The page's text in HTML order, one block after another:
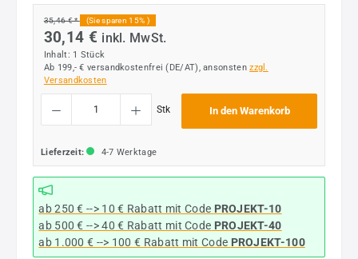
35,46 € * (Sie sparen 15% )
30,14 € inkl. MwSt.
Inhalt: 1 Stück
Ab 199,- € versandkostenfrei (DE/AT), ansonstenzzgl.
Versandkosten
Produkt Anzahl: Gib den gewünschten Wert ein oder benutze die Schaltflächen um
Stk In den Warenkorb
Lieferzeit: 4-7 Werktage
ab 250 € --> 10 € Rabatt mit Code PROJEKT-10
ab 500 € --> 40 € Rabatt mit Code PROJEKT-40
ab 1.000 € --> 100 € Rabatt mit Code PROJEKT-100